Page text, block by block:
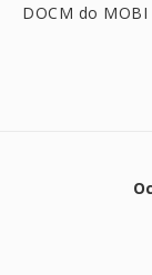
DOCM do MOBI